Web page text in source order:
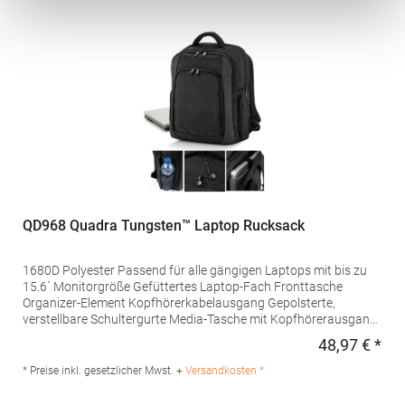
QD968 Quadra Tungsten™ Laptop Rucksack
1680D Polyester Passend für alle gängigen Laptops mit bis zu
15.6´ Monitorgröße Gefüttertes Laptop-Fach Fronttasche
Organizer-Element Kopfhörerkabelausgang Gepolsterte,
verstellbare Schultergurte Media-Tasche mit Kopfhörerausgang
Inhalt/DekoMaterialzusammensetzung: 100%
48,97 € *
* Preise inkl. gesetzlicher Mwst. + Versandkosten *